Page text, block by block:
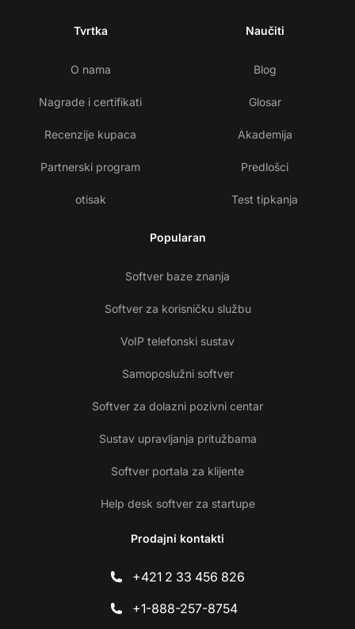
Tvrtka
O nama
Nagrade i certifikati
Recenzije kupaca
Partnerski program
otisak
Naučiti
Blog
Glosar
Akademija
Predlošci
Test tipkanja
Popularan
Softver baze znanja
Softver za korisničku službu
VoIP telefonski sustav
Samoposlužni softver
Softver za dolazni pozivni centar
Sustav upravljanja pritužbama
Softver portala za klijente
Help desk softver za startupe
Prodajni kontakti
+421 2 33 456 826
+1-888-257-8754